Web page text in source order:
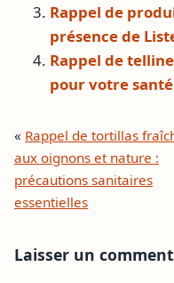
Rappel de
présence de
Rappel de
pour votre santé
« Rappel de tortillas
aux oignons et nature :
précautions sanitaires
essentielles
Laisser un